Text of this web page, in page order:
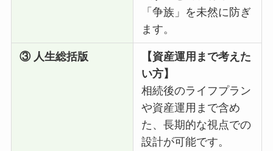
「争族」を未然に防ぎ
ます。
③ 人生総括版
【資産運用まで考えた
い方】
相続後のライフプラン
や資産運用まで含め
た、長期的な視点での
設計が可能です。